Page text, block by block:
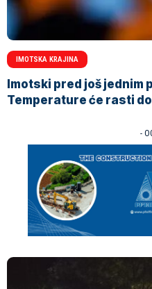
IMOTSKA KRAJINA
Imotski pred još jednim
Temperature će rasti
-